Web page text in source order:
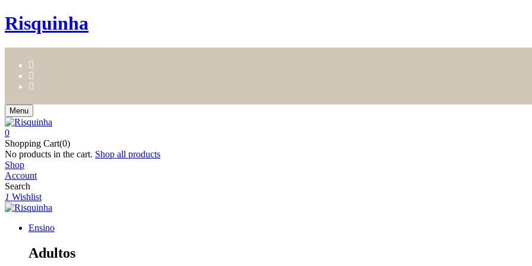
Risquinha
Menu
0
Shopping Cart(0)
No products in the cart. Shop all products
Shop
Account
Search
1 Wishlist
Ensino
Adultos